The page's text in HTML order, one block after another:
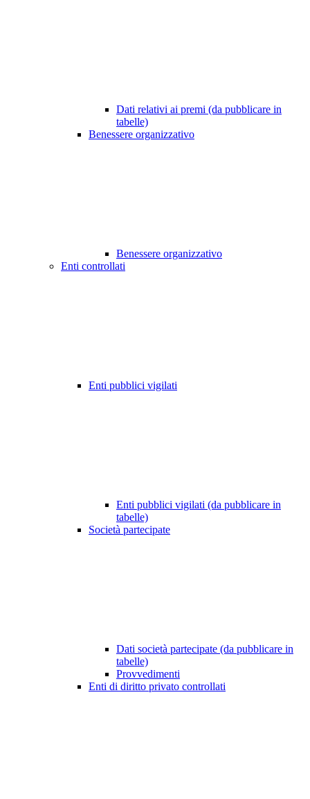
Dati relativi ai premi (da pubblicare in
tabelle)
Benessere organizzativo
Benessere organizzativo
Enti controllati
Enti pubblici vigilati
Enti pubblici vigilati (da pubblicare in
tabelle)
Società partecipate
Dati società partecipate (da pubblicare in
tabelle)
Provvedimenti
Enti di diritto privato controllati